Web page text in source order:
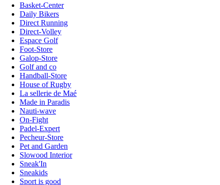
Basket-Center
Daily Bikers
Direct Running
Direct-Volley
Espace Golf
Foot-Store
Galop-Store
Golf and co
Handball-Store
House of Rugby
La sellerie de Maé
Made in Paradis
Nauti-wave
On-Fight
Padel-Expert
Pecheur-Store
Pet and Garden
Slowood Interior
Sneak'In
Sneakids
Sport is good